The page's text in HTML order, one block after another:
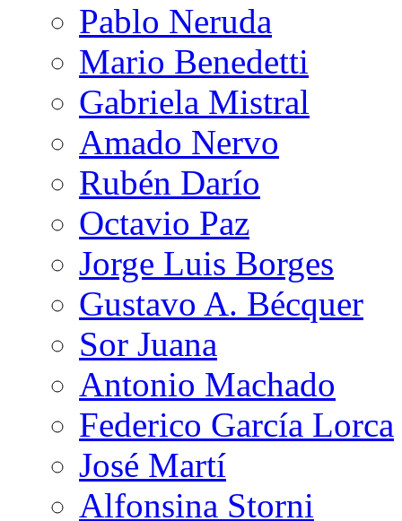
Pablo Neruda
Mario Benedetti
Gabriela Mistral
Amado Nervo
Rubén Darío
Octavio Paz
Jorge Luis Borges
Gustavo A. Bécquer
Sor Juana
Antonio Machado
Federico García Lorca
José Martí
Alfonsina Storni